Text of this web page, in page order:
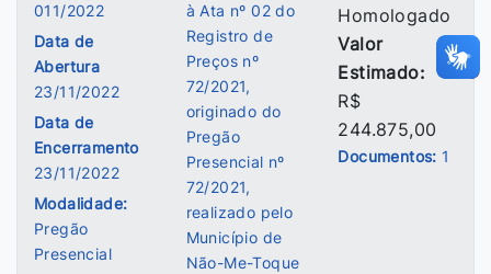
011/2022
Data de
Abertura
23/11/2022
Data de
Encerramento
23/11/2022
Modalidade:
Pregão
Presencial
à Ata nº 02 do
Registro de
Preços nº
72/2021,
originado do
Pregão
Presencial nº
72/2021,
realizado pelo
Município de
Não-Me-Toque
Homologado
Valor
Estimado:
R$
244.875,00
Documentos: 1